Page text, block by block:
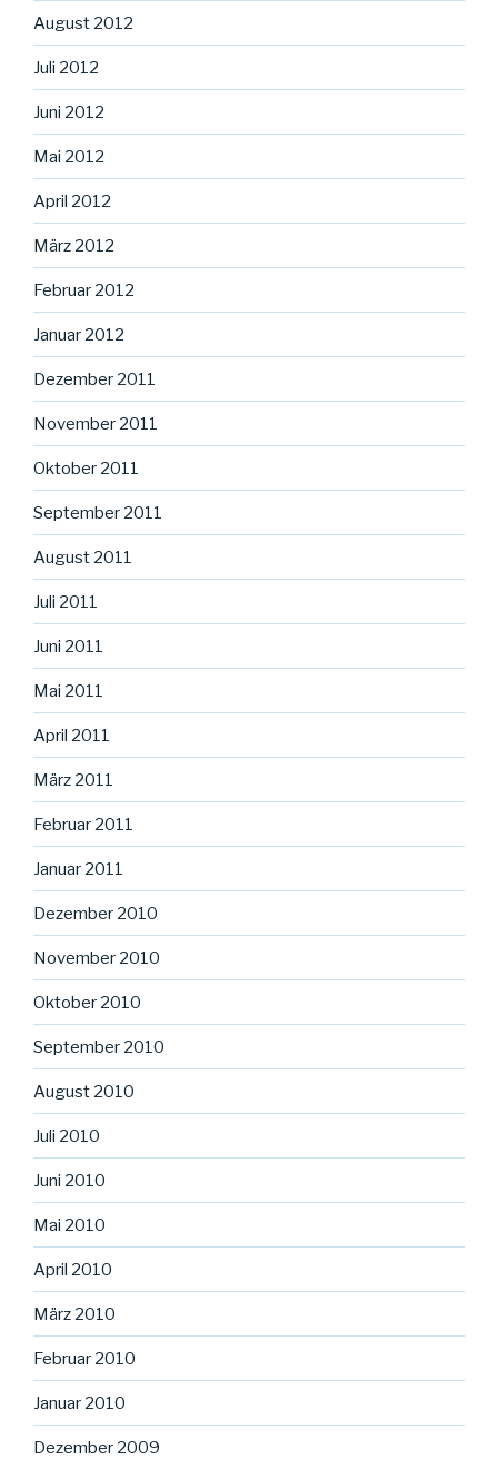
August 2012
Juli 2012
Juni 2012
Mai 2012
April 2012
März 2012
Februar 2012
Januar 2012
Dezember 2011
November 2011
Oktober 2011
September 2011
August 2011
Juli 2011
Juni 2011
Mai 2011
April 2011
März 2011
Februar 2011
Januar 2011
Dezember 2010
November 2010
Oktober 2010
September 2010
August 2010
Juli 2010
Juni 2010
Mai 2010
April 2010
März 2010
Februar 2010
Januar 2010
Dezember 2009